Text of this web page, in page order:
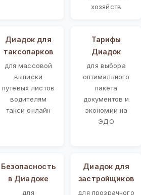
хозяйств
Диадок для
таксопарков
для массовой
выписки
путевых листов
водителям
такси онлайн
Тарифы
Диадок
для выбора
оптимального
пакета
документов и
экономии на
ЭДО
Безопасность
в Диадоке
для
Диадок для
застройщиков
для прозрачного